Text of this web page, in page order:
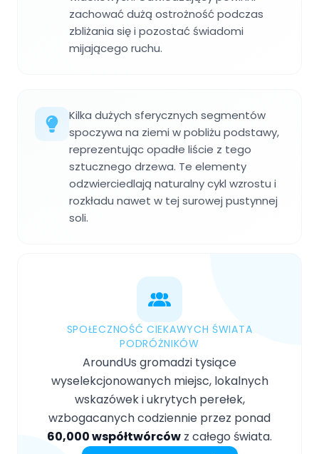
zachować dużą ostrożność podczas
zbliżania się i pozostać świadomi
mijającego ruchu.
Kilka dużych sferycznych segmentów
spoczywa na ziemi w pobliżu podstawy,
reprezentując opadłe liście z tego
sztucznego drzewa. Te elementy
odzwierciedlają naturalny cykl wzrostu i
rozkładu nawet w tej surowej pustynnej
soli.
SPOŁECZNOŚĆ CIEKAWYCH ŚWIATA
PODRÓŻNIKÓW
AroundUs gromadzi tysiące
wyselekcjonowanych miejsc, lokalnych
wskazówek i ukrytych perełek,
wzbogacanych codziennie przez ponad
60,000 współtwórców z całego świata.